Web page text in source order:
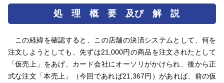
処 理 概 要 及び 解 説
この経緯を確認すると、この店舗の決済システムとして、何を
注文しようとしても、先ずは21,000円の商品を注文されたとして
「仮売上」をあげ、カード会社にオーソリがかけられ、後から正
式な注文「本売上」（今回であれば21,367円）があれば、前の仮